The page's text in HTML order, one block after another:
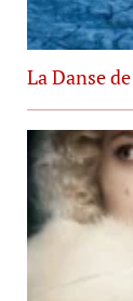
La Danse